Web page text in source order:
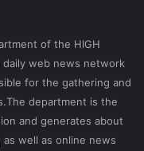
of the HIGH
daily web news network
for the gathering and
department is the
and generates about
well as online news